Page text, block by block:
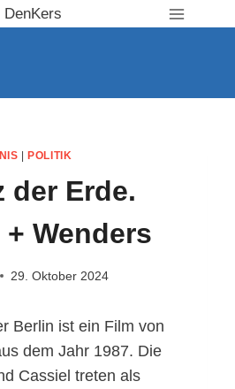
POLITIK
der Erde.
Wenders
29. Oktober 2024
Berlin ist ein Film von
dem Jahr 1987. Die
Cassiel treten als